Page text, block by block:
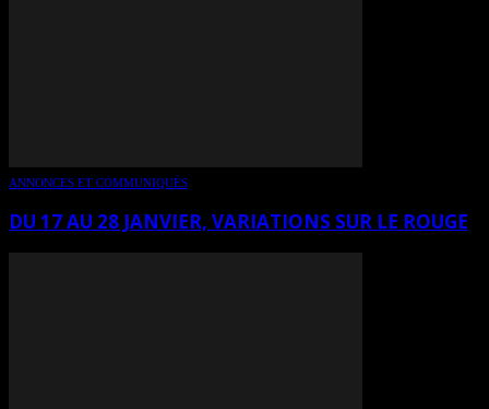
ANNONCES ET COMMUNIQUÉS
DU 17 AU 28 JANVIER, VARIATIONS SUR LE ROUGE